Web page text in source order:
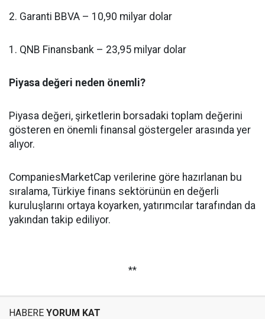
2. Garanti BBVA – 10,90 milyar dolar
1. QNB Finansbank – 23,95 milyar dolar
Piyasa değeri neden önemli?
Piyasa değeri, şirketlerin borsadaki toplam değerini
gösteren en önemli finansal göstergeler arasında yer
alıyor.
CompaniesMarketCap verilerine göre hazırlanan bu
sıralama, Türkiye finans sektörünün en değerli
kuruluşlarını ortaya koyarken, yatırımcılar tarafından da
yakından takip ediliyor.
**
HABERE YORUM KAT